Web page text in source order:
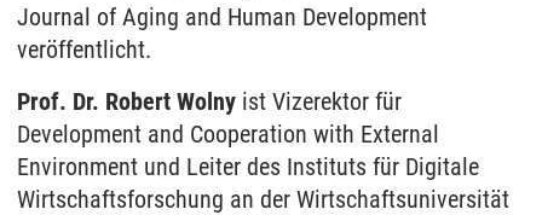
Journal of Aging and Human Development
veröffentlicht.
Prof. Dr. Robert Wolny ist Vizerektor für
Development and Cooperation with External
Environment und Leiter des Instituts für Digitale
Wirtschaftsforschung an der Wirtschaftsuniversität